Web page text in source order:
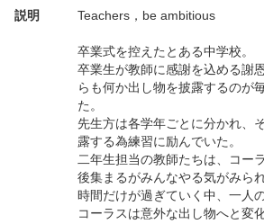
説明 Teachers，be ambitious
卒業式を控えたとある中学校。
卒業生が教師に感謝を込める謝
らも何か出し物を披露するのが
た。
先生方は各学年ごとに分かれ、
露する為練習に励んでいた。
二年生担当の教師たちは、コー
後集まるがみんなやる気がみられ
時間だけが過ぎていく中、一人
コーラスは意外な出し物へと変